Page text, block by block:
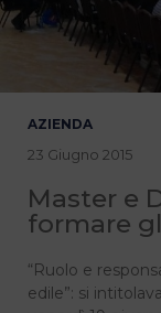
AZIENDA
23 Giugno 2015
Master e
formare
“Ruolo e
edile”: si